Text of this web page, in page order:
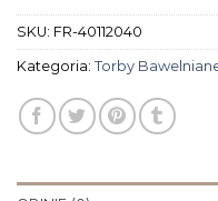
SKU: FR-40112040
Kategoria: Torby